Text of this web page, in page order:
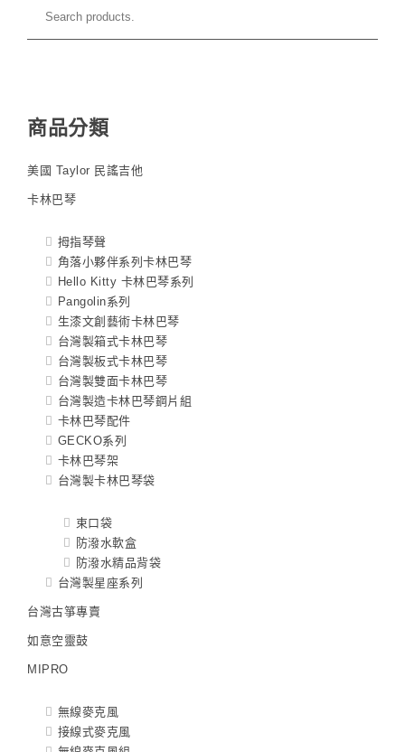
商品分類
美國 Taylor 民謠吉他
卡林巴琴
拇指琴聲
角落小夥伴系列卡林巴琴
Hello Kitty 卡林巴琴系列
Pangolin系列
生漆文創藝術卡林巴琴
台灣製箱式卡林巴琴
台灣製板式卡林巴琴
台灣製雙面卡林巴琴
台灣製造卡林巴琴鋼片組
卡林巴琴配件
GECKO系列
卡林巴琴架
台灣製卡林巴琴袋
束口袋
防潑水軟盒
防潑水精品背袋
台灣製星座系列
台灣古箏專賣
如意空靈鼓
MIPRO
無線麥克風
接線式麥克風